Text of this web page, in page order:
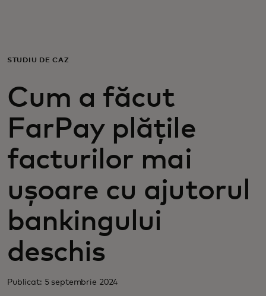
Pentru companii
Pentru întreaga lume
Pentru inovatori
STUDIU DE CAZ
Cum a făcut
FarPay plățile
facturilor mai
ușoare cu ajutorul
bankingului
deschis
Publicat: 5 septembrie 2024